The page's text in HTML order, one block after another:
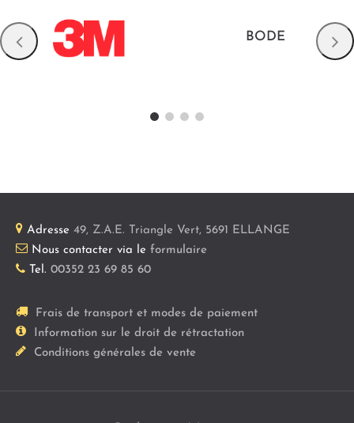
BODE
Adresse 49, Z.A.E. Triangle Vert, 5691
ELLANGE
Nous contacter via le formulaire
Tel. 00352 23 69 85 60
Frais de transport et modes de paiement
Information sur le droit de rétractation
Conditions générales de vente